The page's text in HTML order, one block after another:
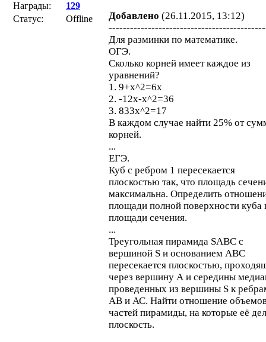
Награды:
129
Статус:
Offline Добавлено (26.11.2015, 13:12)
Для разминки по математике.
ОГЭ.
Сколько корней имеет каждое из
уравнений?
1. 9+х^2=6х
2. -12х-х^2=36
3. 833х^2=17
В каждом случае найти 25% от
корней.
...
ЕГЭ.
Куб с ребром 1 пересекается
плоскостью так, что площадь
максимальна. Определить
площади полной поверхности куба
площади сечения.
...
Треугольная пирамида SABC с
вершиной S и основанием ABC
пересекается плоскостью,
через вершину А и середины
проведенных из вершины S к
AВ и АС. Найти отношение
частей пирамиды, на которые её
плоскость.